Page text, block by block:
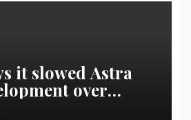
it slowed Astra
over
| VseTime.ru